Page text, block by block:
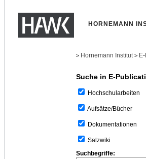
HORNEMANN
> Hornemann Institut >
Suche in E-
Hochschularbeiten
Aufsätze/Bücher
Dokumentationen
Salzwiki
Suchbegriffe: